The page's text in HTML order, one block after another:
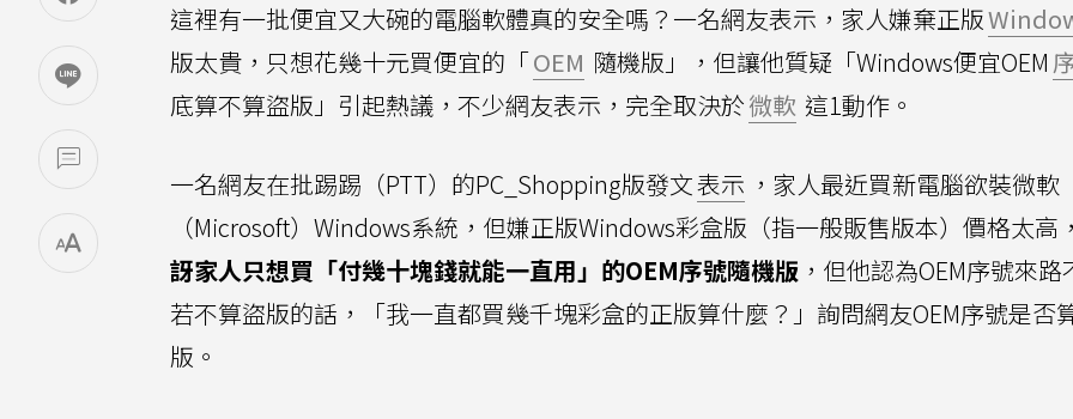
這裡有一批便宜又大碗的電腦軟體真的安全嗎？一名網友表示，家人嫌棄正版
版太貴，只想花幾十元買便宜的「OEM 隨機版」，但讓他質疑「Windows便宜OEM
底算不算盜版」引起熱議，不少網友表示，完全取決於微軟 這1動作。
一名網友在批踢踢（PTT）的PC_Shopping版發文表示 ，家人最近買新電腦欲裝微軟
（Microsoft）Windows系統，但嫌正版Windows彩盒版（指一般販售版本）價格太高
訝家人只想買「付幾十塊錢就能一直用」的OEM序號隨機版 ，但他認為OEM序號來
若不算盜版的話，「我一直都買幾千塊彩盒的正版算什麼？」詢問網友OEM序號是否
版。